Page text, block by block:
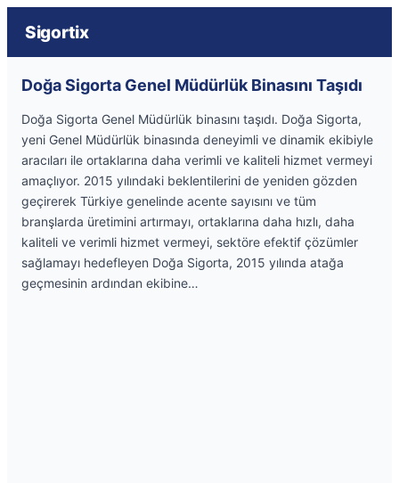
Sigortix
Doğa Sigorta Genel Müdürlük Binasını Taşıdı
Doğa Sigorta Genel Müdürlük binasını taşıdı. Doğa Sigorta,
yeni Genel Müdürlük binasında deneyimli ve dinamik ekibiyle
aracıları ile ortaklarına daha verimli ve kaliteli hizmet vermeyi
amaçlıyor. 2015 yılındaki beklentilerini de yeniden gözden
geçirerek Türkiye genelinde acente sayısını ve tüm
branşlarda üretimini artırmayı, ortaklarına daha hızlı, daha
kaliteli ve verimli hizmet vermeyi, sektöre efektif çözümler
sağlamayı hedefleyen Doğa Sigorta, 2015 yılında atağa
geçmesinin ardından ekibine…